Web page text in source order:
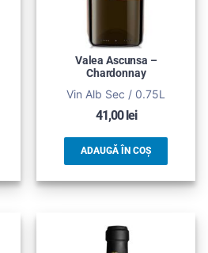
Valea Ascunsa –
Chardonnay
Vin Alb Sec / 0.75L
41,00 lei
ADAUGĂ ÎN COȘ